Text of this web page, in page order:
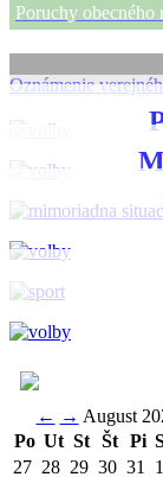
Poruchy obecného
Oznámenie
← → August
Po Ut St Št Pi
27 28 29 30 31 1